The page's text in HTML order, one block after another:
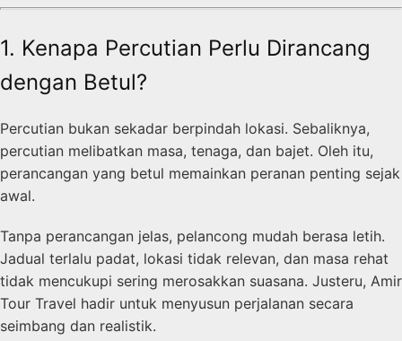
1. Kenapa Percutian Perlu Dirancang
dengan Betul?
Percutian bukan sekadar berpindah lokasi. Sebaliknya,
percutian melibatkan masa, tenaga, dan bajet. Oleh itu,
perancangan yang betul memainkan peranan penting sejak
awal.
Tanpa perancangan jelas, pelancong mudah berasa letih.
Jadual terlalu padat, lokasi tidak relevan, dan masa rehat
tidak mencukupi sering merosakkan suasana. Justeru, Amir
Tour Travel hadir untuk menyusun perjalanan secara
seimbang dan realistik.